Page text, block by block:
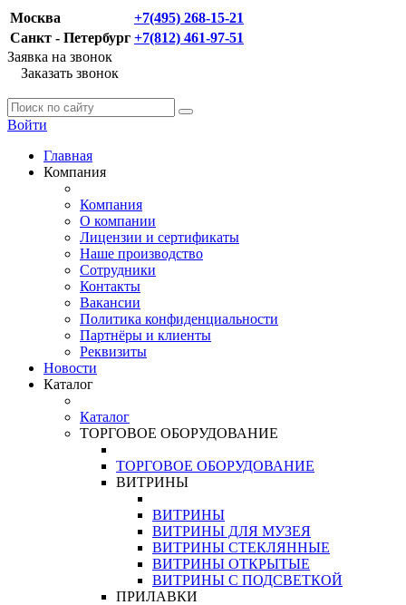
Москва
+7(495) 268-15-21
Санкт - Петербург +7(812) 461-97-51
Заявка на звонок
Заказать звонок
Войти
Главная
Компания
Компания
О компании
Лицензии и сертификаты
Наше производство
Сотрудники
Контакты
Вакансии
Политика конфиденциальности
Партнёры и клиенты
Реквизиты
Новости
Каталог
Каталог
ТОРГОВОЕ ОБОРУДОВАНИЕ
ТОРГОВОЕ ОБОРУДОВАНИЕ
ВИТРИНЫ
ВИТРИНЫ
ВИТРИНЫ ДЛЯ МУЗЕЯ
ВИТРИНЫ СТЕКЛЯННЫЕ
ВИТРИНЫ ОТКРЫТЫЕ
ВИТРИНЫ С ПОДСВЕТКОЙ
ПРИЛАВКИ